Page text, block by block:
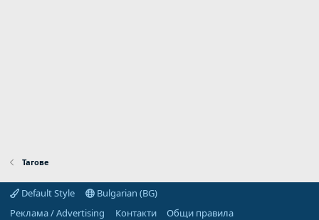
Тагове
Default Style
Bulgarian (BG)
Реклама / Advertising
Контакти
Общи правила